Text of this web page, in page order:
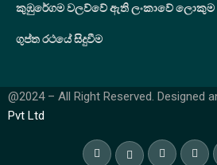
කුඹුරේගම වලව්වේ ඇති ලංකාවේ ලොකුම
ගුප්ත රථයේ සිදුවීම
@2024 – All Right Reserved. Designed
Pvt Ltd